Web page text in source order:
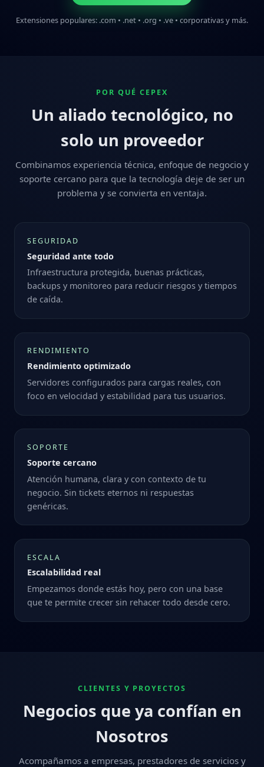
Extensiones populares: .com • .net • .org • .ve • corporativas y más.
POR QUÉ CEPEX
Un aliado tecnológico, no
solo un proveedor
Combinamos experiencia técnica, enfoque de negocio y
soporte cercano para que la tecnología deje de ser un
problema y se convierta en ventaja.
SEGURIDAD
Seguridad ante todo
Infraestructura protegida, buenas prácticas,
backups y monitoreo para reducir riesgos y tiempos
de caída.
RENDIMIENTO
Rendimiento optimizado
Servidores configurados para cargas reales, con
foco en velocidad y estabilidad para tus usuarios.
SOPORTE
Soporte cercano
Atención humana, clara y con contexto de tu
negocio. Sin tickets eternos ni respuestas
genéricas.
ESCALA
Escalabilidad real
Empezamos donde estás hoy, pero con una base
que te permite crecer sin rehacer todo desde cero.
CLIENTES Y PROYECTOS
Negocios que ya confían en
Nosotros
Acompañamos a empresas, prestadores de servicios y